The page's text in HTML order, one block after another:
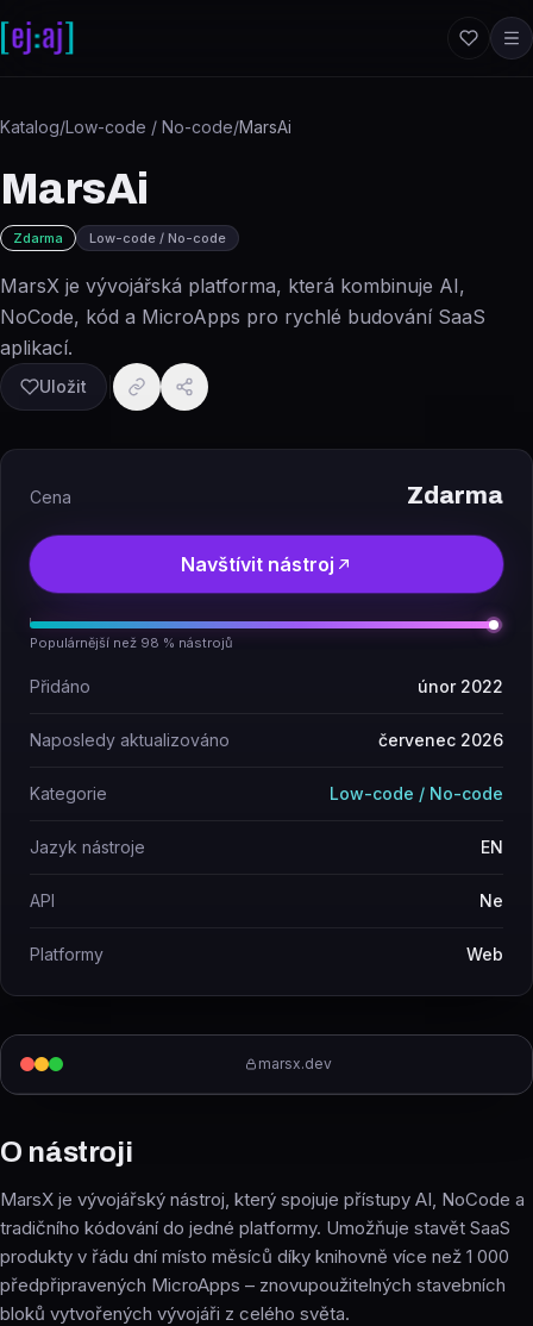
Katalog/Low-code / No-code/MarsAi
MarsAi
Zdarma Low-code / No-code
MarsX je vývojářská platforma, která kombinuje AI,
NoCode, kód a MicroApps pro rychlé budování SaaS
aplikací.
Uložit
marsx.dev
O nástroji
MarsX je vývojářský nástroj, který spojuje přístupy AI, NoCode a
tradičního kódování do jedné platformy. Umožňuje stavět SaaS
produkty v řádu dní místo měsíců díky knihovně více než 1 000
předpřipravených MicroApps – znovupoužitelných stavebních
bloků vytvořených vývojáři z celého světa.
Cena Zdarma
Navštívit nástroj
Populárnější než 98 % nástrojů
Přidáno únor 2022
Naposledy aktualizováno červenec 2026
Kategorie Low-code / No-code
Jazyk nástroje EN
API Ne
Platformy Web